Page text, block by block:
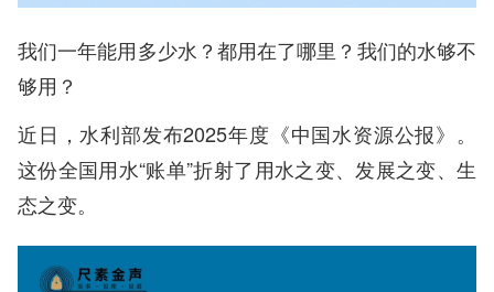
我们一年能用多少水？都用在了哪里？我们的水够不
够用？
近日，水利部发布2025年度《中国水资源公报》。
这份全国用水“账单”折射了用水之变、发展之变、生
态之变。